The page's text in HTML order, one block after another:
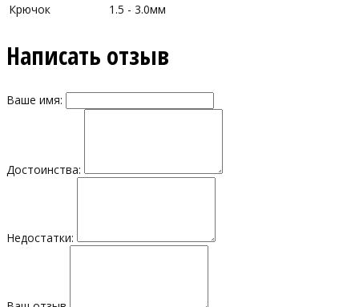
Крючок
1.5 - 3.0мм
Написать отзыв
Ваше имя:
Достоинства:
Недостатки: